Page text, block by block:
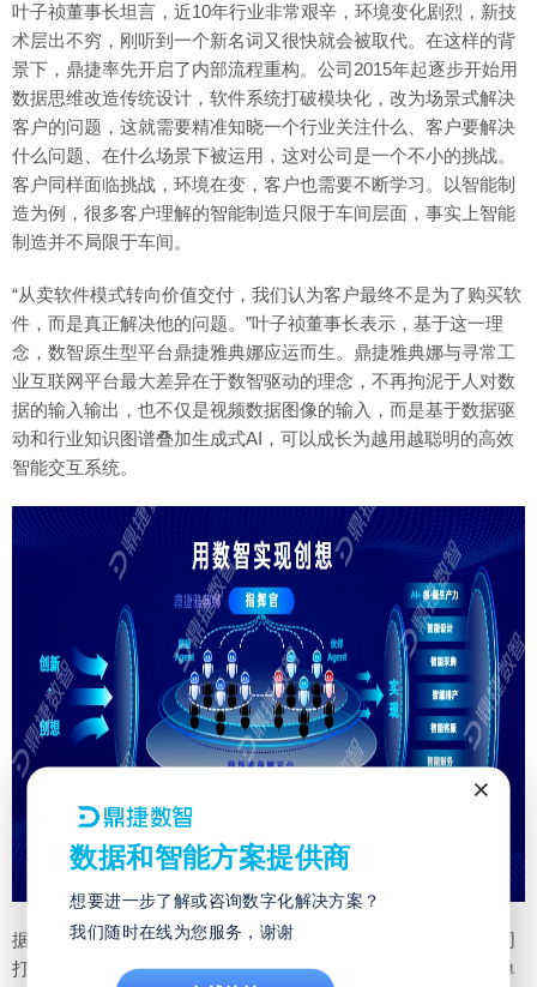
叶子祯董事长坦言，近10年行业非常艰辛，环境变化剧烈，新技
术层出不穷，刚听到一个新名词又很快就会被取代。在这样的背
景下，鼎捷率先开启了内部流程重构。公司2015年起逐步开始用
数据思维改造传统设计，软件系统打破模块化，改为场景式解决
客户的问题，这就需要精准知晓一个行业关注什么、客户要解决
什么问题、在什么场景下被运用，这对公司是一个不小的挑战。
客户同样面临挑战，环境在变，客户也需要不断学习。以智能制
造为例，很多客户理解的智能制造只限于车间层面，事实上智能
制造并不局限于车间。
“从卖软件模式转向价值交付，我们认为客户最终不是为了购买软
件，而是真正解决他的问题。”叶子祯董事长表示，基于这一理
念，数智原生型平台鼎捷雅典娜应运而生。鼎捷雅典娜与寻常工
业互联网平台最大差异在于数智驱动的理念，不再拘泥于人对数
据的输入输出，也不仅是视频数据图像的输入，而是基于数据驱
动和行业知识图谱叠加生成式AI，可以成长为越用越聪明的高效
智能交互系统。
据悉，鼎捷雅典娜践行生态共创的平台使命，拟与合作伙伴共同
打造一个优秀的数智驱动平台。未来，鼎捷的服务模式不再是单
×
数据和智能方案提供商
想要进一步了解或咨询数字化解决方案？
我们随时在线为您服务，谢谢